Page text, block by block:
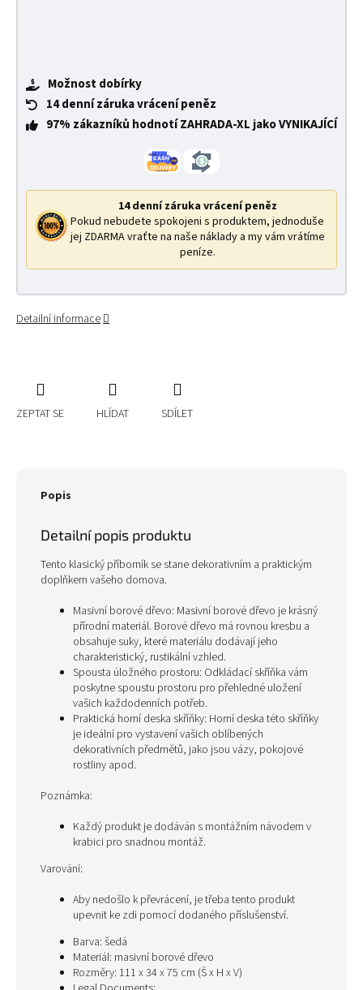
Možnost dobírky
14 denní záruka vrácení peněz
97% zákazníků hodnotí ZAHRADA-XL jako VYNIKAJÍCÍ
14 denní záruka vrácení peněz
Pokud nebudete spokojeni s produktem, jednoduše
jej ZDARMA vraťte na naše náklady a my vám vrátíme
peníze.
Detailní informace
ZEPTAT SE HLÍDAT SDÍLET
Popis
Detailní popis produktu
Tento klasický příborník se stane dekorativním a praktickým
doplňkem vašeho domova.
Masivní borové dřevo: Masivní borové dřevo je krásný
přírodní materiál. Borové dřevo má rovnou kresbu a
obsahuje suky, které materiálu dodávají jeho
charakteristický, rustikální vzhled.
Spousta úložného prostoru: Odkládací skříňka vám
poskytne spoustu prostoru pro přehledné uložení
vašich každodenních potřeb.
Praktická horní deska skříňky: Horní deska této skříňky
je ideální pro vystavení vašich oblíbených
dekorativních předmětů, jako jsou vázy, pokojové
rostliny apod.
Poznámka:
Každý produkt je dodáván s montážním návodem v
krabici pro snadnou montáž.
Varování:
Aby nedošlo k převrácení, je třeba tento produkt
upevnit ke zdi pomocí dodaného příslušenství.
Barva: šedá
Materiál: masivní borové dřevo
Rozměry: 111 x 34 x 75 cm (Š x H x V)